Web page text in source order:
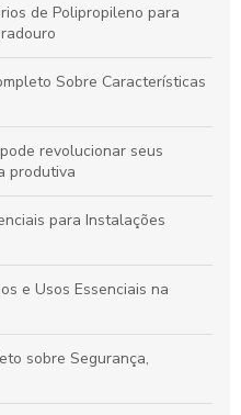
de Polipropileno para
Sobre Características
revolucionar seus
produtiva
para Instalações
e Usos Essenciais na
sobre Segurança,